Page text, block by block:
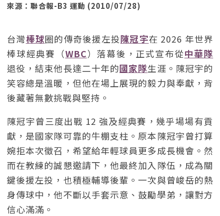
來源：聯合報-B3 運動 (2010/07/28)
台灣棒球圈的傳奇後援左投陳冠宇在 2026 年世界
棒球經典賽（WBC）落幕後，正式宣布從中華隊
退役，結束他長達二十年的國家隊生涯。陳冠宇的
笑容總是溫暖，但他在場上展現的毅力與奉獻，背
後藏著無數挑戰與堅持。
陳冠宇曾三度出戰 12 強及經典賽，幾乎場場有貢
獻，是國家隊可靠的牛棚支柱。原本陳冠宇曾打算
婉拒本次徵召，希望給年輕球員更多成長機會。然
而在教練的誠懇邀請下，他最終加入隊伍，成為關
鍵後援左投，也積極輔導後輩。一次與曾峻岳的熱
身傳球中，他不斷以手套示意、鼓勵學弟，讓對方
信心滿滿。